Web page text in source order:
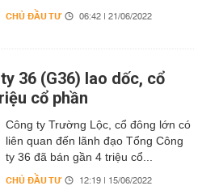
CHỦ ĐẦU TƯ 06:42 | 21/06/2022
36 (G36) lao dốc, cổ
cổ phần
Công ty Trường Lộc, cổ đông lớn có
liên quan đến lãnh đạo Tổng Công
ty 36 đã bán gần 4 triệu cổ...
CHỦ ĐẦU TƯ 12:19 | 15/06/2022